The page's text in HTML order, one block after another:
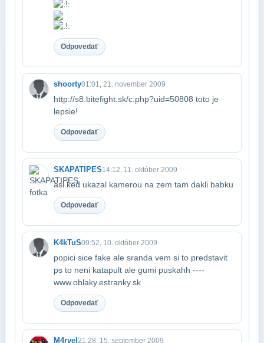
Odpovedať
shoorty01:01, 21. november 2009
http://s8.bitefight.sk/c.php?uid=50808 toto je
lepsie!
Odpovedať
SKAPATIPES14:12, 11. október 2009
asi ked ukazal kamerou na zem tam dakli babku
Odpovedať
K4kTuS09:52, 10. október 2009
popici sice fake ale sranda vem si to predstavit
ps to neni katapult ale gumi puska​hh ----
www.oblaky.estranky.sk
Odpovedať
M4rvel21:28, 15. september 2009